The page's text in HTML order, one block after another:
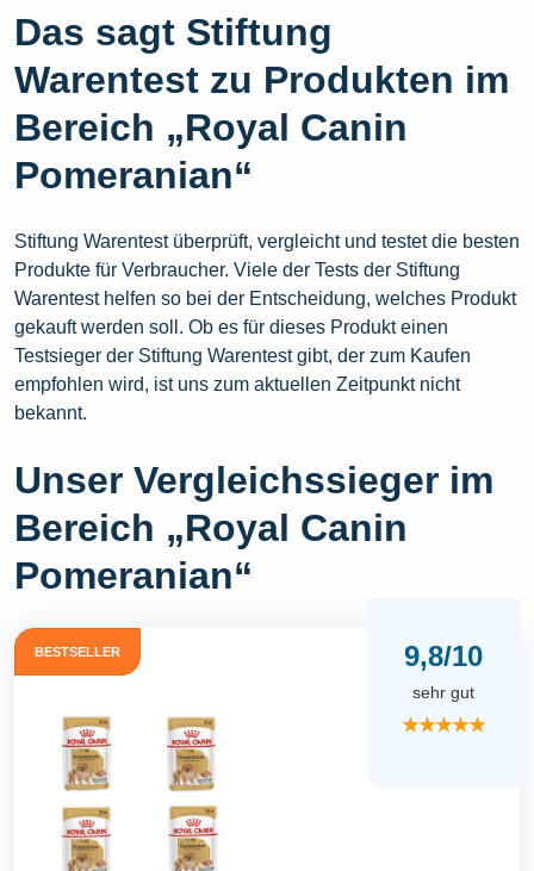
Das sagt Stiftung
Warentest zu Produkten im
Bereich „Royal Canin
Pomeranian“
Stiftung Warentest überprüft, vergleicht und testet die besten
Produkte für Verbraucher. Viele der Tests der Stiftung
Warentest helfen so bei der Entscheidung, welches Produkt
gekauft werden soll. Ob es für dieses Produkt einen
Testsieger der Stiftung Warentest gibt, der zum Kaufen
empfohlen wird, ist uns zum aktuellen Zeitpunkt nicht
bekannt.
Unser Vergleichssieger im
Bereich „Royal Canin
Pomeranian“
BESTSELLER 9,8/10
sehr gut
★★★★★